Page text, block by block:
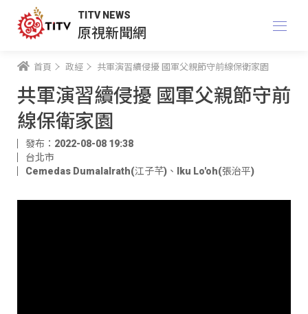
TITV NEWS
原視新聞網
首頁 政經 共軍演習續侵擾 國軍父親節守前線保衛家園
共軍演習續侵擾 國軍父親節守前
線保衛家園
發布：2022-08-08 19:38
台北市
Cemedas Dumalalrath(江子芊) 、 Iku Lo'oh(張治平)